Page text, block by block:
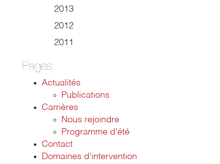
2013
2012
2011
Pages
Actualités
Publications
Carrières
Nous rejoindre
Programme d’été
Contact
Domaines d’intervention